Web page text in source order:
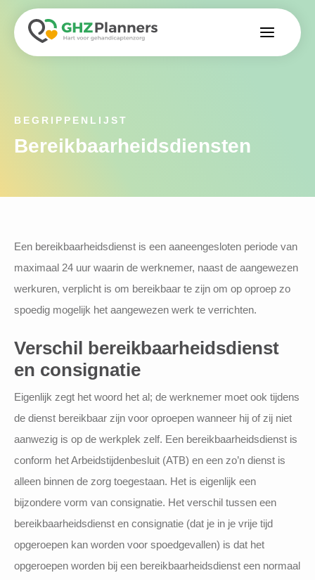
BEGRIPPENLIJST
Bereikbaarheidsdiensten
Een bereikbaarheidsdienst is een aaneengesloten periode van
maximaal 24 uur waarin de werknemer, naast de aangewezen
werkuren, verplicht is om bereikbaar te zijn om op oproep zo
spoedig mogelijk het aangewezen werk te verrichten.
Verschil bereikbaarheidsdienst
en consignatie
Eigenlijk zegt het woord het al; de werknemer moet ook tijdens
de dienst bereikbaar zijn voor oproepen wanneer hij of zij niet
aanwezig is op de werkplek zelf. Een bereikbaarheidsdienst is
conform het Arbeidstijdenbesluit (ATB) en een zo’n dienst is
alleen binnen de zorg toegestaan. Het is eigenlijk een
bijzondere vorm van consignatie. Het verschil tussen een
bereikbaarheidsdienst en consignatie (dat je in je vrije tijd
opgeroepen kan worden voor spoedgevallen) is dat het
opgeroepen worden bij een bereikbaarheidsdienst een normaal